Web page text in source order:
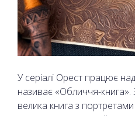
У серіалі Орест працює
називає «Обличчя-
велика книга з